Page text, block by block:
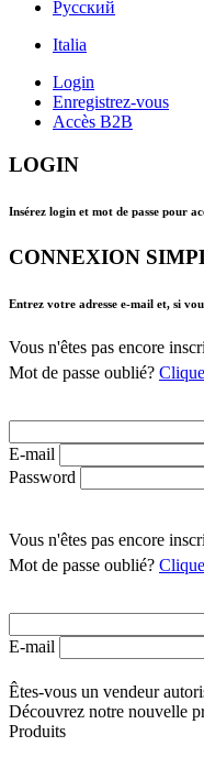
Pусский
Italia
Login
Enregistrez-vous
Accès B2B
LOGIN
Insérez login et mot de passe pour
CONNEXION
Entrez votre adresse e-mail et, si
Vous n'êtes pas encore
Mot de passe oublié?
E-mail
Password
Vous n'êtes pas encore
Mot de passe oublié?
E-mail
Êtes-vous un vendeur
Découvrez notre nouvelle
Produits